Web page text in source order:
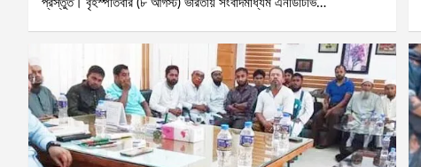
প্রস্তুত। বৃহস্পতিবার (৮ আগস্ট) ভারতীয় সংবাদমাধ্যম এনডিটিভি…